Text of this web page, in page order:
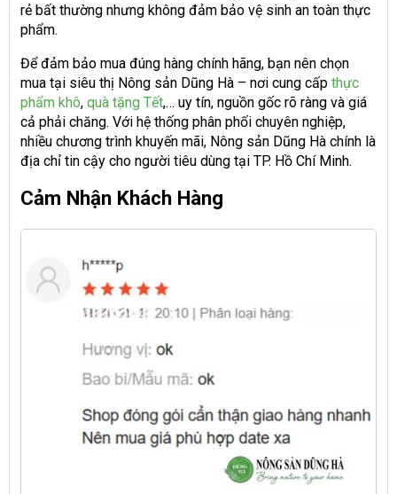
rẻ bất thường nhưng không đảm bảo vệ sinh an toàn thực
phẩm.
Để đảm bảo mua đúng hàng chính hãng, bạn nên chọn
mua tại siêu thị Nông sản Dũng Hà – nơi cung cấp thực
phẩm khô, quà tặng Tết,… uy tín, nguồn gốc rõ ràng và giá
cả phải chăng. Với hệ thống phân phối chuyên nghiệp,
nhiều chương trình khuyến mãi, Nông sản Dũng Hà chính là
địa chỉ tin cậy cho người tiêu dùng tại TP. Hồ Chí Minh.
Cảm Nhận Khách Hàng